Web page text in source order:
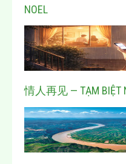
NOEL
情人再见 — TẠM BIỆT